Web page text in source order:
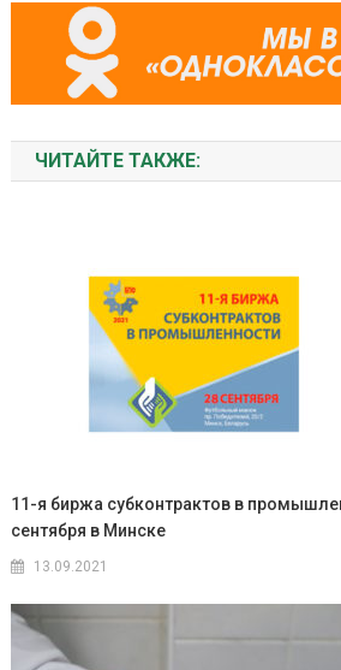
ЧИТАЙТЕ ТАКЖЕ:
11-я биржа субконтрактов в
сентября в Минске
13.09.2021